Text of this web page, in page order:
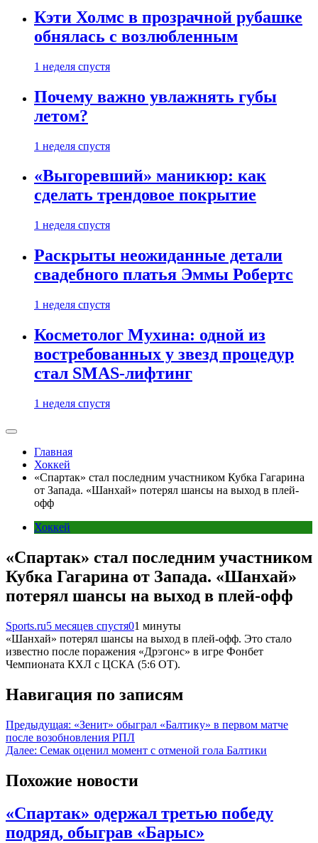
Кэти Холмс в прозрачной рубашке
обнялась с возлюбленным
1 неделя спустя
Почему важно увлажнять губы
летом?
1 неделя спустя
«Выгоревший» маникюр: как
сделать трендовое покрытие
1 неделя спустя
Раскрыты неожиданные детали
свадебного платья Эммы Робертс
1 неделя спустя
Косметолог Мухина: одной из
востребованных у звезд процедур
стал SMAS-лифтинг
1 неделя спустя
Главная
Хоккей
«Спартак» стал последним участником Кубка Гагарина
от Запада. «Шанхай» потерял шансы на выход в плей-
офф
Хоккей
«Спартак» стал последним участником
Кубка Гагарина от Запада. «Шанхай»
потерял шансы на выход в плей-офф
Sports.ru5 месяцев спустя01 минуты
«Шанхай» потерял шансы на выход в плей-офф. Это стало
известно после поражения «Дрэгонс» в игре Фонбет
Чемпионата КХЛ с ЦСКА (5:6 ОТ).
Навигация по записям
Предыдущая: «Зенит» обыграл «Балтику» в первом матче
после возобновления РПЛ
Далее: Семак оценил момент с отменой гола Балтики
Похожие новости
«Спартак» одержал третью победу
подряд, обыграв «Барыс»